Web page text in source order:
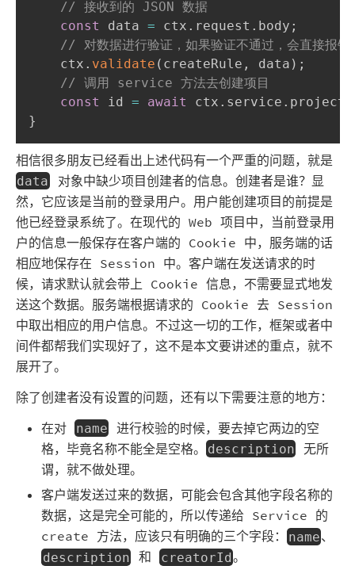
// 接收到的 JSON 数据
const data = ctx . request . body ;
// 对数据进行验证，如果验证不通过，会直接报错
    ctx
. validate ( createRule , data ) ;
// 调用 service 方法去创建项目
const id = await ctx . service . project
}
相信很多朋友已经看出上述代码有一个严重的问题，就是
data对象中缺少项目创建者的信息。创建者是谁？显
然，它应该是当前的登录用户。用户能创建项目的前提是
他已经登录系统了。在现代的 Web 项目中，当前登录用
户的信息一般保存在客户端的 Cookie 中，服务端的话
相应地保存在 Session 中。客户端在发送请求的时
候，请求默认就会带上 Cookie 信息，不需要显式地发
送这个数据。服务端根据请求的 Cookie 去 Session
中取出相应的用户信息。不过这一切的工作，框架或者中
间件都帮我们实现好了，这不是本文要讲述的重点，就不
展开了。
除了创建者没有设置的问题，还有以下需要注意的地方：
在对
name
进行校验的时候，要去掉它两边的空
格，毕竟名称不能全是空格。
description
无所
谓，就不做处理。
客户端发送过来的数据，可能会包含其他字段名称的
数据，这是完全可能的，所以传递给 Service 的
create 方法，应该只有明确的三个字段：
name、
description 和creatorId。